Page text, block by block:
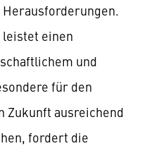
einen
und
für den
Zukunft ausreichend
fordert die